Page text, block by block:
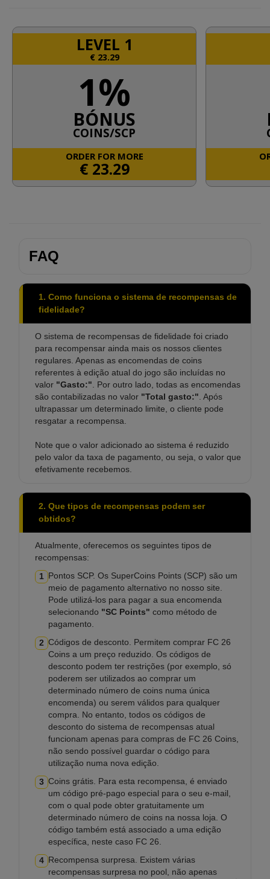
LEVEL 1
€ 23.29
1%
BÓNUS
COINS/SCP
ORDER FOR MORE
€ 23.29
FAQ
1. Como funciona o sistema de recompensas de
fidelidade?
O sistema de recompensas de fidelidade foi criado
para recompensar ainda mais os nossos clientes
regulares. Apenas as encomendas de coins
referentes à edição atual do jogo são incluídas no
valor "Gasto:". Por outro lado, todas as encomendas
são contabilizadas no valor "Total gasto:". Após
ultrapassar um determinado limite, o cliente pode
resgatar a recompensa.
Note que o valor adicionado ao sistema é reduzido
pelo valor da taxa de pagamento, ou seja, o valor que
efetivamente recebemos.
2. Que tipos de recompensas podem ser
obtidos?
Atualmente, oferecemos os seguintes tipos de
recompensas:
1 Pontos SCP. Os SuperCoins Points (SCP) são um
meio de pagamento alternativo no nosso site.
Pode utilizá-los para pagar a sua encomenda
selecionando "SC Points" como método de
pagamento.
2 Códigos de desconto. Permitem comprar FC 26
Coins a um preço reduzido. Os códigos de
desconto podem ter restrições (por exemplo, só
poderem ser utilizados ao comprar um
determinado número de coins numa única
encomenda) ou serem válidos para qualquer
compra. No entanto, todos os códigos de
desconto do sistema de recompensas atual
funcionam apenas para compras de FC 26 Coins,
não sendo possível guardar o código para
utilização numa nova edição.
3 Coins grátis. Para esta recompensa, é enviado
um código pré-pago especial para o seu e-mail,
com o qual pode obter gratuitamente um
determinado número de coins na nossa loja. O
código também está associado a uma edição
específica, neste caso FC 26.
4 Recompensa surpresa. Existem várias
recompensas surpresa no pool, não apenas